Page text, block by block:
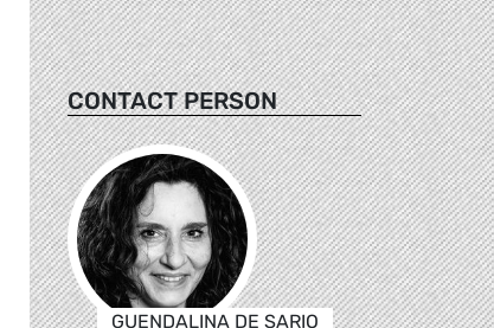
CONTACT PERSON
GUENDALINA DE SARIO